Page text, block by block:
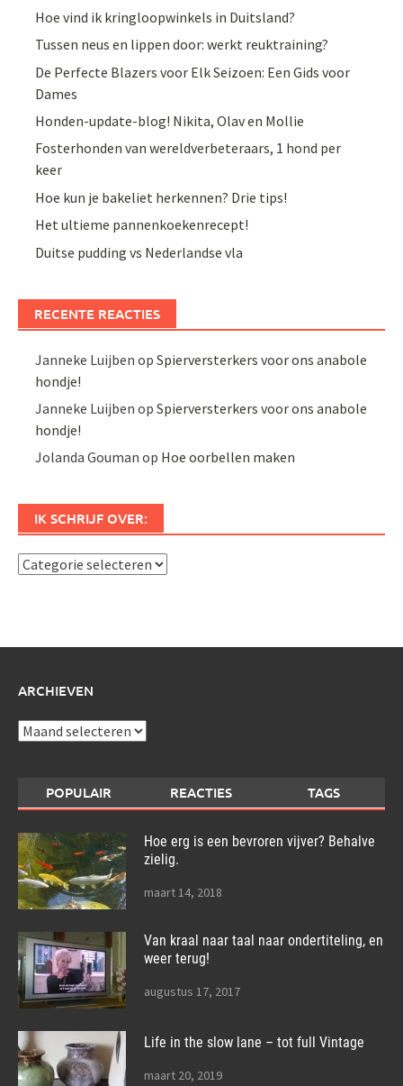
Hoe vind ik kringloopwinkels in Duitsland?
Tussen neus en lippen door: werkt reuktraining?
De Perfecte Blazers voor Elk Seizoen: Een Gids voor
Dames
Honden-update-blog! Nikita, Olav en Mollie
Fosterhonden van wereldverbeteraars, 1 hond per
keer
Hoe kun je bakeliet herkennen? Drie tips!
Het ultieme pannenkoekenrecept!
Duitse pudding vs Nederlandse vla
RECENTE REACTIES
Janneke Luijben opSpierversterkers voor ons anabole
hondje!
Janneke Luijben opSpierversterkers voor ons anabole
hondje!
Jolanda Gouman op Hoe oorbellen maken
IK SCHRIJF OVER:
Ik
ARCHIEVEN
Archieven
POPULAIR REACTIES TAGS
Hoe erg is een bevroren vijver? Behalve
zielig.
maart 14, 2018
Van kraal naar taal naar ondertiteling, en
weer terug!
augustus 17, 2017
Life in the slow lane – tot full Vintage
maart 20, 2019